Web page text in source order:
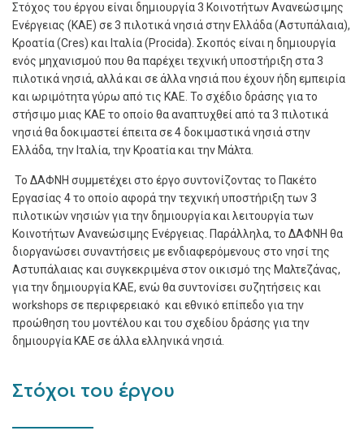
Στόχος του έργου είναι δημιουργία 3 Κοινοτήτων Ανανεώσιμης
Ενέργειας (ΚΑΕ) σε 3 πιλοτικά νησιά στην Ελλάδα (Αστυπάλαια),
Κροατία (Cres) και Ιταλία (Procida). Σκοπός είναι η δημιουργία
ενός μηχανισμού που θα παρέχει τεχνική υποστήριξη στα 3
πιλοτικά νησιά, αλλά και σε άλλα νησιά που έχουν ήδη εμπειρία
και ωριμότητα γύρω από τις ΚΑΕ. Το σχέδιο δράσης για το
στήσιμο μιας ΚΑΕ το οποίο θα αναπτυχθεί από τα 3 πιλοτικά
νησιά θα δοκιμαστεί έπειτα σε 4 δοκιμαστικά νησιά στην
Ελλάδα, την Ιταλία, την Κροατία και την Μάλτα.
Το ΔΑΦΝΗ συμμετέχει στο έργο συντονίζοντας το Πακέτο
Εργασίας 4 το οποίο αφορά την τεχνική υποστήριξη των 3
πιλοτικών νησιών για την δημιουργία και λειτουργία των
Κοινοτήτων Ανανεώσιμης Ενέργειας. Παράλληλα, το ΔΑΦΝΗ θα
διοργανώσει συναντήσεις με ενδιαφερόμενους στο νησί της
Αστυπάλαιας και συγκεκριμένα στον οικισμό της Μαλτεζάνας,
για την δημιουργία ΚΑΕ, ενώ θα συντονίσει συζητήσεις και
workshops σε περιφερειακό και εθνικό επίπεδο για την
προώθηση του μοντέλου και του σχεδίου δράσης για την
δημιουργία ΚΑΕ σε άλλα ελληνικά νησιά.
Στόχοι του έργου